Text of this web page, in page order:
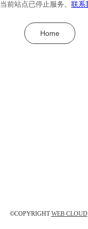
当前站点已停止服务。 联系
Home
©COPYRIGHTWEB CLOUD